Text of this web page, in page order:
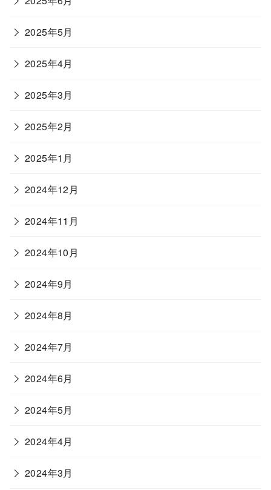
2025年5月
2025年4月
2025年3月
2025年2月
2025年1月
2024年12月
2024年11月
2024年10月
2024年9月
2024年8月
2024年7月
2024年6月
2024年5月
2024年4月
2024年3月